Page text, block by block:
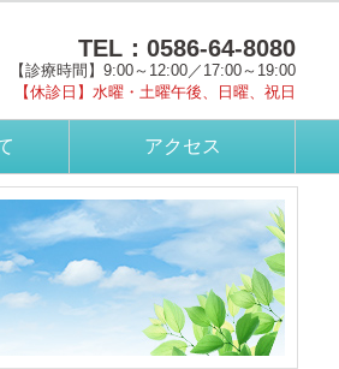
TEL：0586-64-8080
【診療時間】9:00～12:00／17:00～19:00
【休診日】水曜・土曜午後、日曜、祝日
アクセス